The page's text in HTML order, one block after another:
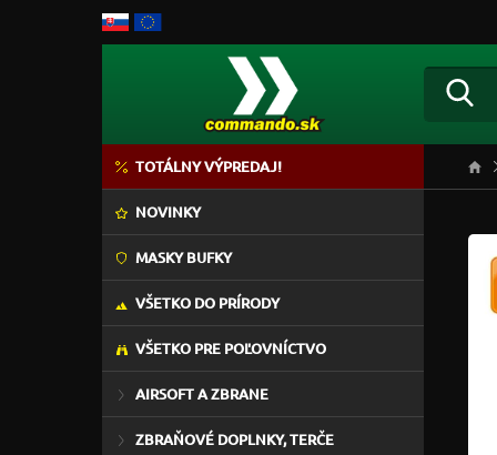
TOTÁLNY VÝPREDAJ!
NOVINKY
MASKY BUFKY
VŠETKO DO PRÍRODY
VŠETKO PRE POĽOVNÍCTVO
AIRSOFT A ZBRANE
ZBRAŇOVÉ DOPLNKY, TERČE